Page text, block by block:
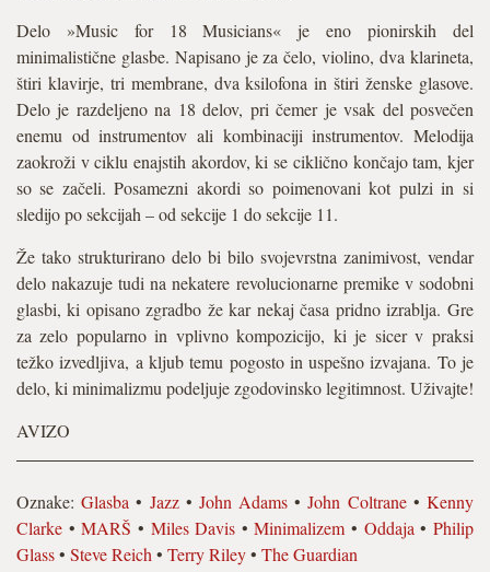
Delo »Music for 18 Musicians« je eno pionirskih del
minimalistične glasbe. Napisano je za čelo, violino, dva klarineta,
štiri klavirje, tri membrane, dva ksilofona in štiri ženske glasove.
Delo je razdeljeno na 18 delov, pri čemer je vsak del posvečen
enemu od instrumentov ali kombinaciji instrumentov. Melodija
zaokroži v ciklu enajstih akordov, ki se ciklično končajo tam, kjer
so se začeli. Posamezni akordi so poimenovani kot pulzi in si
sledijo po sekcijah – od sekcije 1 do sekcije 11.
Že tako strukturirano delo bi bilo svojevrstna zanimivost, vendar
delo nakazuje tudi na nekatere revolucionarne premike v sodobni
glasbi, ki opisano zgradbo že kar nekaj časa pridno izrablja. Gre
za zelo popularno in vplivno kompozicijo, ki je sicer v praksi
težko izvedljiva, a kljub temu pogosto in uspešno izvajana. To je
delo, ki minimalizmu podeljuje zgodovinsko legitimnost. Uživajte!
AVIZO
Oznake:Glasba • Jazz• John Adams •John Coltrane•Kenny
Clarke •MARŠ • Miles Davis •Minimalizem • Oddaja •Philip
Glass• Steve Reich • Terry Riley• The Guardian